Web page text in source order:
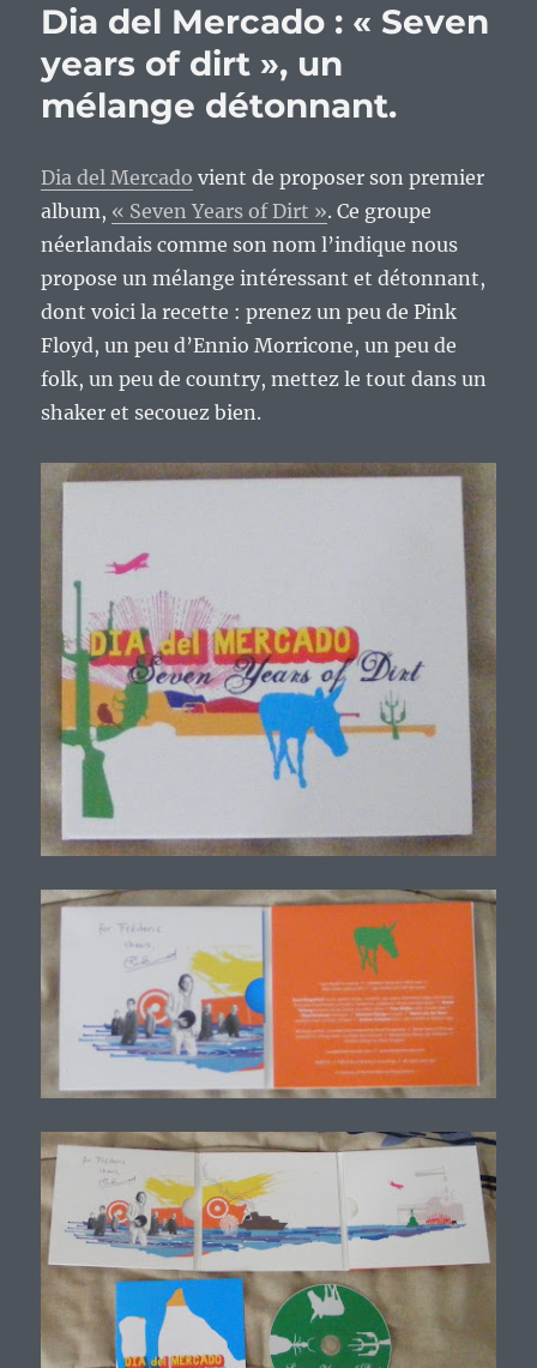
Dia del Mercado : « Seven
years of dirt », un
mélange détonnant.
Dia del Mercado vient de proposer son premier
album, « Seven Years of Dirt ». Ce groupe
néerlandais comme son nom l’indique nous
propose un mélange intéressant et détonnant,
dont voici la recette : prenez un peu de Pink
Floyd, un peu d’Ennio Morricone, un peu de
folk, un peu de country, mettez le tout dans un
shaker et secouez bien.